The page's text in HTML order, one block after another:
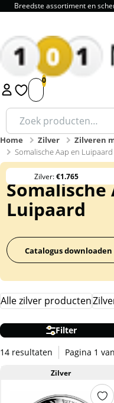
Breedste assortiment en
1 2 3 4 5 9.8
Zoeken
naar:
Home Zilver
Zilveren
Somalische Aap en Luipaard
Somalische
Luipaard
Catalogus downloaden
Zilver:€1.765
Alle zilver producten
Filter
14 resultaten
Pagina 1
Zilver